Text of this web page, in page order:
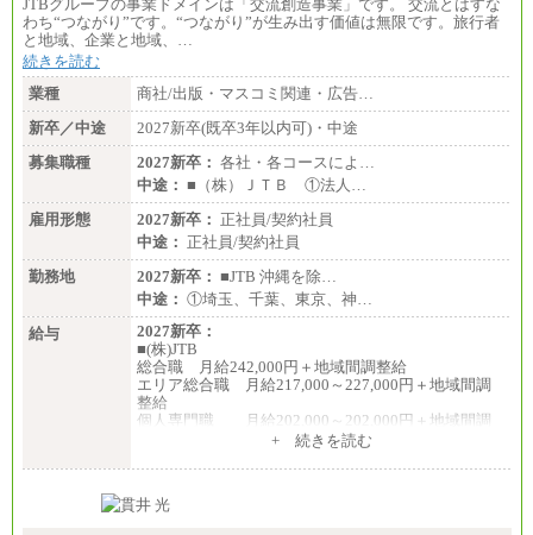
JTBグループの事業ドメインは「交流創造事業」です。 交流とはすな
わち“つながり”です。“つながり”が生み出す価値は無限です。旅行者
と地域、企業と地域、…
続きを読む
業種
商社/出版・マスコミ関連・広告…
新卒／中途
2027新卒(既卒3年以内可)・中途
募集職種
2027新卒： 各社・各コースによ…
中途： ■（株）ＪＴＢ ①法人…
雇用形態
2027新卒： 正社員/契約社員
中途： 正社員/契約社員
勤務地
2027新卒： ■JTB 沖縄を除…
中途： ①埼玉、千葉、東京、神…
給与
2027新卒：
■(株)JTB
総合職 月給242,000円＋地域間調整給
エリア総合職 月給217,000～227,000円＋地域間調
整給
個人専門職 月給202,000～202,000円＋地域間調
総合職 月給208,000～235,000円
+ 続きを読む